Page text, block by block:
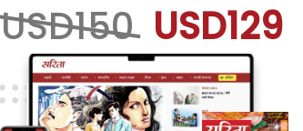
USD150 USD129